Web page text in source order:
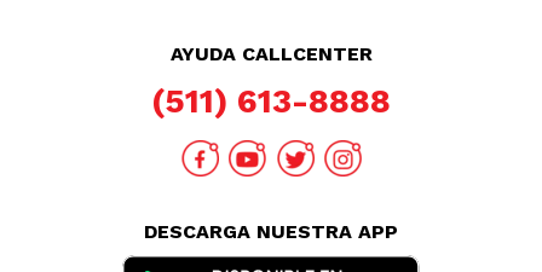
AYUDA CALLCENTER
(511) 613-8888
DESCARGA NUESTRA APP